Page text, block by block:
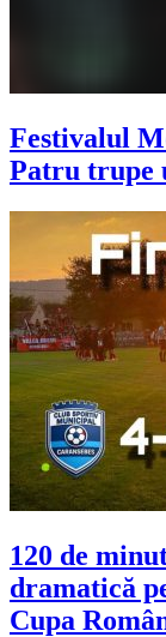
Festivalul
Patru trupe
120 de
dramatică
Cupa